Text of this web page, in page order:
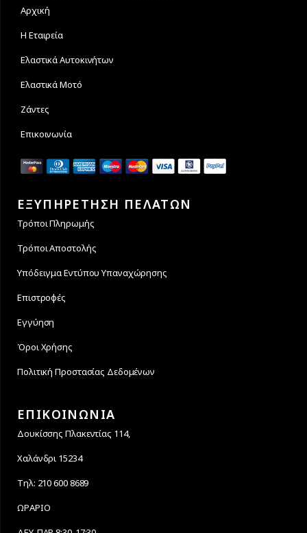
Αρχική
Η Εταιρεία
Ελαστικά Αυτοκινήτων
Ελαστικά Μοτό
Ζάντες
Επικοινωνία
ΕΞΥΠΗΡΕΤΗΣΗ ΠΕΛΑΤΩΝ
Τρόποι Πληρωμής
Τρόποι Αποστολής
Υπόδειγμα Εντύπου Υπαναχώρησης
Επιστροφές
Εγγύηση
Όροι Χρήσης
Πολιτική Προστασίας Δεδομένων
ΕΠΙΚΟΙΝΩΝΙΑ
Δουκίσσης Πλακεντίας 114,
Χαλάνδρι 15234
Τηλ: 210 600 8689
ΩΡΑΡΙΟ